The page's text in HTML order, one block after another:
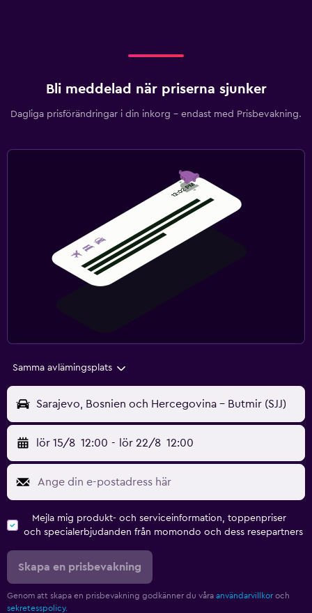
Bli meddelad när priserna sjunker
Dagliga prisförändringar i din inkorg – endast med Prisbevakning.
Samma avlämingsplats
Sarajevo, Bosnien och Hercegovina - Butmir (SJJ)
lör 15/8 12:00 - lör 22/8 12:00
Mejla mig produkt- och serviceinformation, toppenpriser
och specialerbjudanden från momondo och dess resepartners
Skapa en prisbevakning
Genom att skapa en prisbevakning godkänner du våra användarvillkor och
sekretesspolicy.